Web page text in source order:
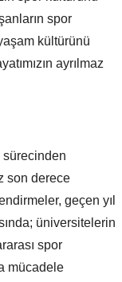
spor
kültürünü
ayrılmaz
sürecinden
son derece
geçen yıl
üniversitelerin
spor
mücadele